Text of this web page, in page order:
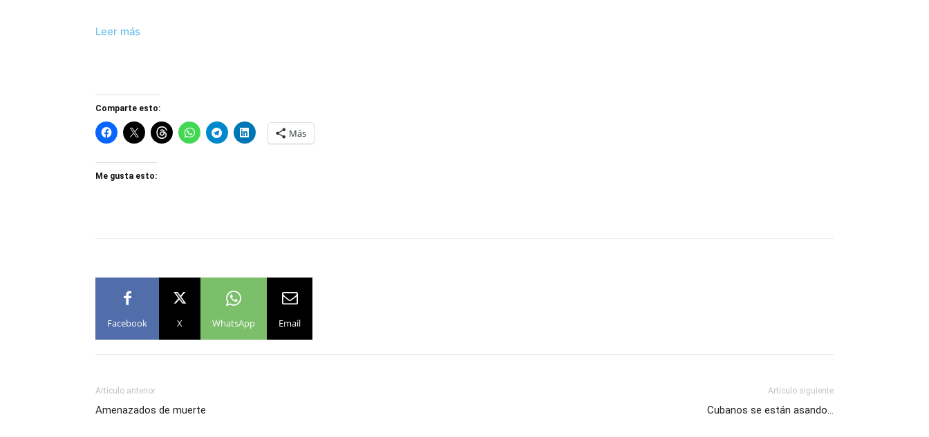
Leer más
Comparte esto:
Más
Me gusta esto:
Facebook X WhatsApp Email
Artículo anterior
Amenazados de muerte
Artículo siguiente
Cubanos se están asando…